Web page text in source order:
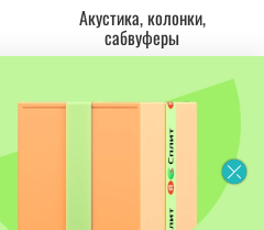
Акустика, колонки,
сабвуферы